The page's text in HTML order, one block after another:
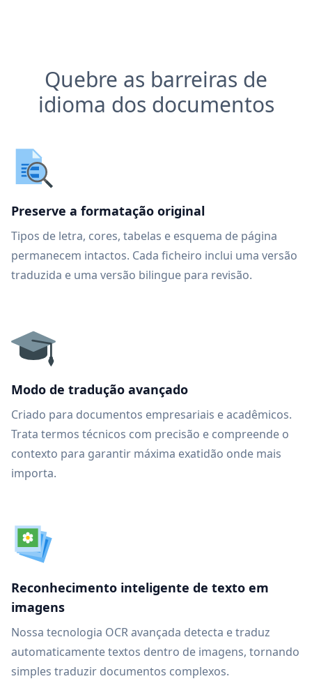
Quebre as barreiras de
idioma dos documentos
Preserve a formatação original
Tipos de letra, cores, tabelas e esquema de página
permanecem intactos. Cada ficheiro inclui uma versão
traduzida e uma versão bilingue para revisão.
Modo de tradução avançado
Criado para documentos empresariais e acadêmicos.
Trata termos técnicos com precisão e compreende o
contexto para garantir máxima exatidão onde mais
importa.
Reconhecimento inteligente de texto em
imagens
Nossa tecnologia OCR avançada detecta e traduz
automaticamente textos dentro de imagens, tornando
simples traduzir documentos complexos.